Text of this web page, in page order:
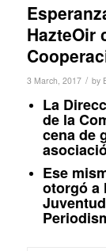
HazteOir
3 March, 2017 / by
La
de la
cena de
Ese
otorgó a